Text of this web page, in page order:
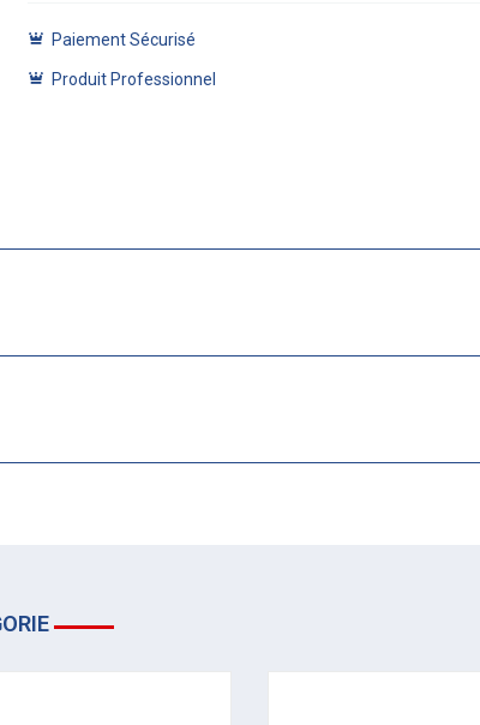
Paiement Sécurisé
Produit Professionnel